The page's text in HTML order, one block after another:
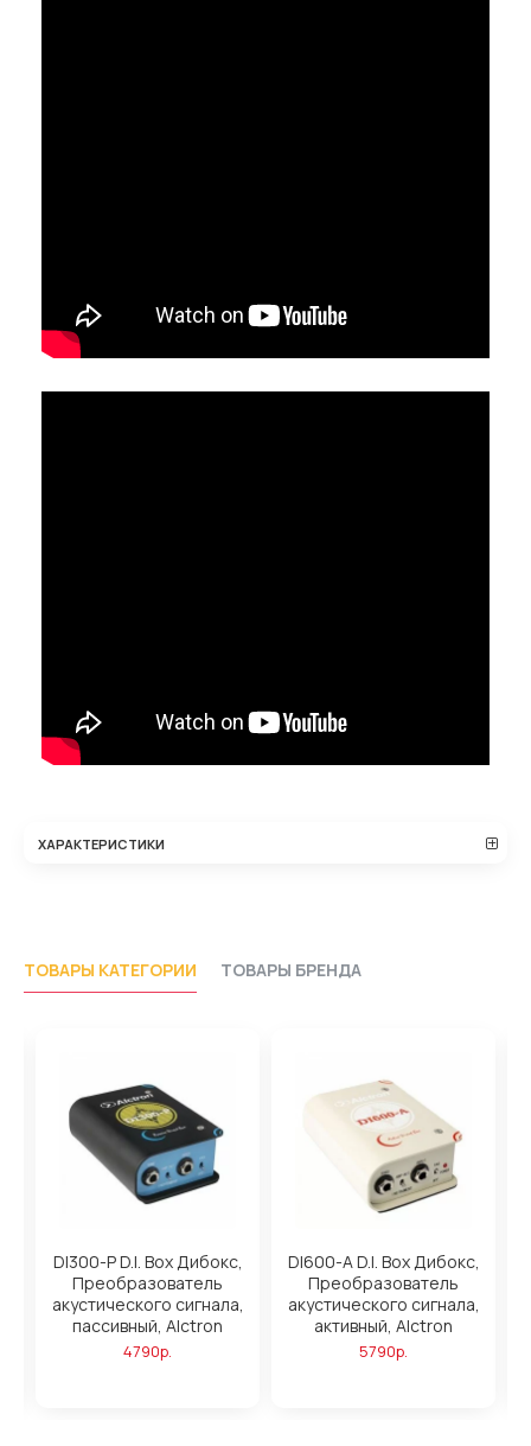
ХАРАКТЕРИСТИКИ
ТОВАРЫ КАТЕГОРИИ ТОВАРЫ БРЕНДА
DI300-P D.I. Box Дибокс,
Преобразователь
акустического сигнала,
пассивный, Alctron
4790р.
DI600-A D.I. Box Дибокс,
Преобразователь
акустического сигнала,
активный, Alctron
5790р.